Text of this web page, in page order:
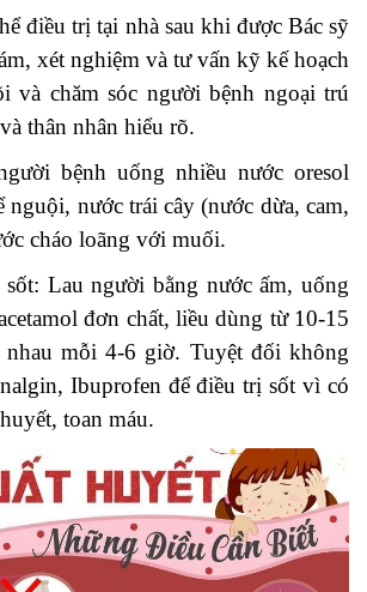
điều trị tại nhà sau khi được Bác sỹ
xét nghiệm và tư vấn kỹ kế hoạch
và chăm sóc người bệnh ngoại trú
thân nhân hiểu rõ.
bệnh uống nhiều nước oresol
nguội, nước trái cây (nước dừa, cam,
cháo loãng với muối.
Lau người bằng nước ấm, uống
đơn chất, liều dùng từ 10-15
nhau mỗi 4-6 giờ. Tuyệt đối không
Ibuprofen để điều trị sốt vì có
toan máu.